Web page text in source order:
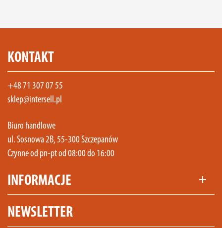
KONTAKT
+48 71 307 07 55
sklep@intersell.pl
Biuro handlowe
ul. Sosnowa 2B, 55-300 Szczepanów
Czynne od pn-pt od 08:00 do 16:00
INFORMACJE add
NEWSLETTER